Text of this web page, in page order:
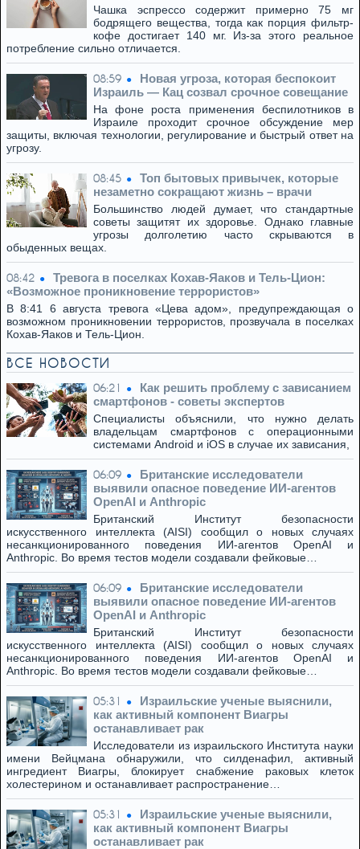
Чашка эспрессо содержит примерно 75 мг
бодрящего вещества, тогда как порция фильтр-
кофе достигает 140 мг. Из-за этого реальное
потребление сильно отличается.
08:59
Новая угроза, которая беспокоит
Израиль — Кац созвал срочное совещание
На фоне роста применения беспилотников в
Израиле проходит срочное обсуждение мер
защиты, включая технологии, регулирование и быстрый ответ на
угрозу.
08:45
Топ бытовых привычек, которые
незаметно сокращают жизнь – врачи
Большинство людей думает, что стандартные
советы защитят их здоровье. Однако главные
угрозы долголетию часто скрываются в
обыденных вещах.
08:42
Тревога в поселках Кохав-Яаков и Тель-Цион:
«Возможное проникновение террористов»
В 8:41 6 августа тревога «Цева адом», предупреждающая о
возможном проникновении террористов, прозвучала в поселках
Кохав-Яаков и Тель-Цион.
ВСЕ НОВОСТИ
06:21
Как решить проблему с зависанием
смартфонов - советы экспертов
Специалисты объяснили, что нужно делать
владельцам смартфонов с операционными
системами Android и iOS в случае их зависания,
06:09
Британские исследователи
выявили опасное поведение ИИ-агентов
OpenAI и Anthropic
Британский Институт безопасности
искусственного интеллекта (AISI) сообщил о новых случаях
несанкционированного поведения ИИ-агентов OpenAI и
Anthropic. Во время тестов модели создавали фейковые…
06:09
Британские исследователи
выявили опасное поведение ИИ-агентов
OpenAI и Anthropic
Британский Институт безопасности
искусственного интеллекта (AISI) сообщил о новых случаях
несанкционированного поведения ИИ-агентов OpenAI и
Anthropic. Во время тестов модели создавали фейковые…
05:31
Израильские ученые выяснили,
как активный компонент Виагры
останавливает рак
Исследователи из израильского Института науки
имени Вейцмана обнаружили, что силденафил, активный
ингредиент Виагры, блокирует снабжение раковых клеток
холестерином и останавливает распространение…
05:31
Израильские ученые выяснили,
как активный компонент Виагры
останавливает рак